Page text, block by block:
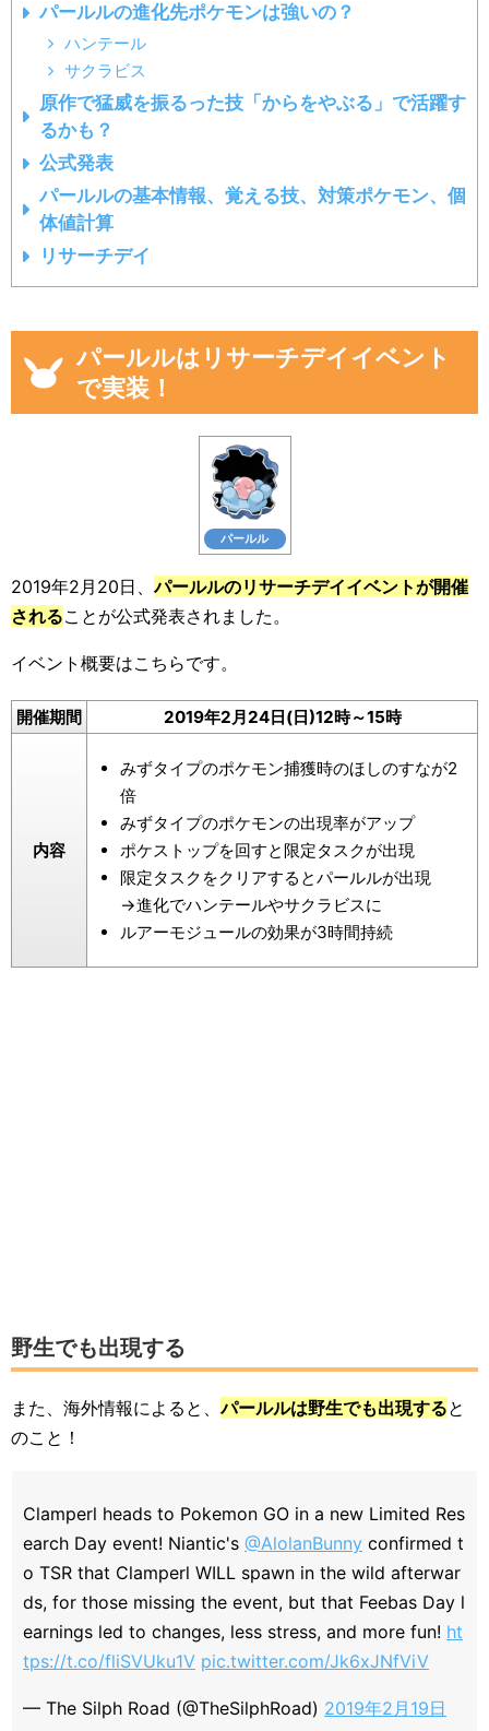
パールルの進化先ポケモンは強いの？
ハンテール
サクラビス
原作で猛威を振るった技「からをやぶる」で活躍す
るかも？
公式発表
パールルの基本情報、覚える技、対策ポケモン、個
体値計算
リサーチデイ
パールルはリサーチデイイベント
で実装！
パールル
2019年2月20日、パールルのリサーチデイイベントが開催
されることが公式発表されました。
イベント概要はこちらです。
開催期間 2019年2月24日(日)12時～15時
内容
みずタイプのポケモン捕獲時のほしのすなが2
倍
みずタイプのポケモンの出現率がアップ
ポケストップを回すと限定タスクが出現
限定タスクをクリアするとパールルが出現
→進化でハンテールやサクラビスに
ルアーモジュールの効果が3時間持続
野生でも出現する
また、海外情報によると、パールルは野生でも出現すると
のこと！
Clamperl heads to Pokemon GO in a new Limited Res
earch Day event! Niantic's @AlolanBunny confirmed t
o TSR that Clamperl WILL spawn in the wild afterwar
ds, for those missing the event, but that Feebas Day l
earnings led to changes, less stress, and more fun! ht
tps://t.co/fliSVUku1V pic.twitter.com/Jk6xJNfViV
— The Silph Road (@TheSilphRoad) 2019年2月19日